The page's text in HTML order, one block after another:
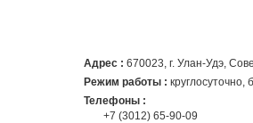
Адрес : 670023, г. Улан-Удэ,
Режим работы : круглосуточно,
Телефоны :
+7 (3012) 65-90-09